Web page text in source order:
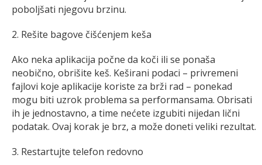
poboljšati njegovu brzinu.
2. Rešite bagove čišćenjem keša
Ako neka aplikacija počne da koči ili se ponaša
neobično, obrišite keš. Keširani podaci – privremeni
fajlovi koje aplikacije koriste za brži rad – ponekad
mogu biti uzrok problema sa performansama. Obrisati
ih je jednostavno, a time nećete izgubiti nijedan lični
podatak. Ovaj korak je brz, a može doneti veliki rezultat.
3. Restartujte telefon redovno